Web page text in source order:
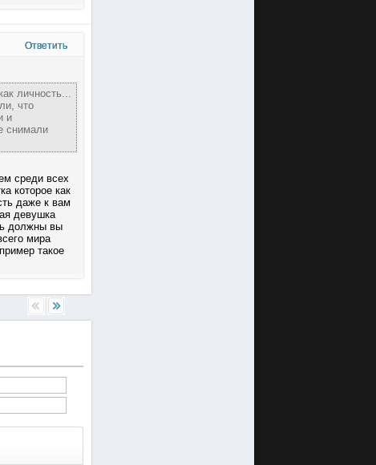
Ответить
личность...
что
и
снимали
среди всех
которое как
даже к вам
девушка
должны вы
мира
такое